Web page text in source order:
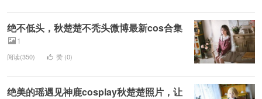
绝不低头，秋楚楚不秃头微博最新cos合集
1
阅读(350) 赞 (0)
绝美的瑶遇见神鹿cosplay秋楚楚照片，让